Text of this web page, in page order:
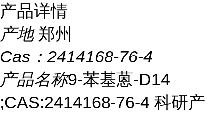
产品详情
产地 郑州
Cas： 2414168-76-4
产品名称9-苯基蒽-D14
;CAS:2414168-76-4 科研产